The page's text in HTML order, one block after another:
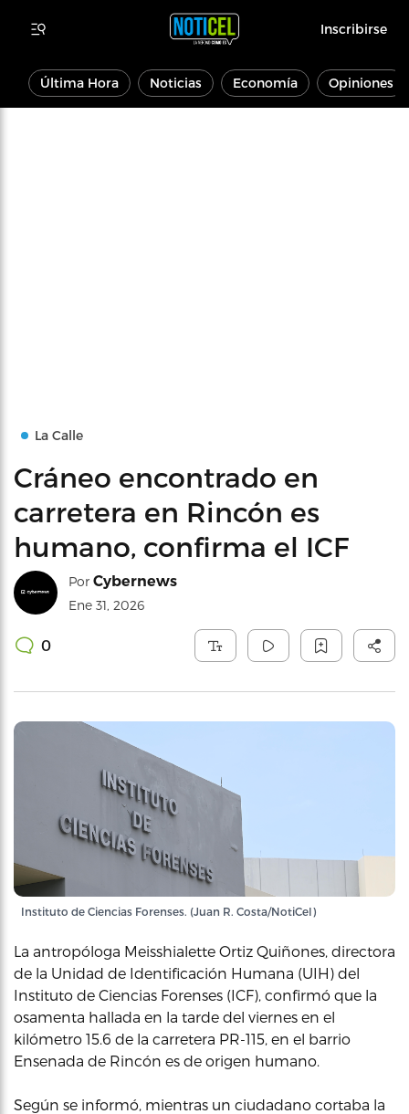
Inscribirse
Última Hora Noticias Economía Opiniones
La Calle
Cráneo encontrado en
carretera en Rincón es
humano, confirma el ICF
Por Cybernews
Ene 31, 2026
0
Instituto de Ciencias Forenses. (Juan R. Costa/NotiCel)
La antropóloga Meisshialette Ortiz Quiñones, directora
de la Unidad de Identificación Humana (UIH) del
Instituto de Ciencias Forenses (ICF), confirmó que la
osamenta hallada en la tarde del viernes en el
kilómetro 15.6 de la carretera PR-115, en el barrio
Ensenada de Rincón es de origen humano.
Según se informó, mientras un ciudadano cortaba la